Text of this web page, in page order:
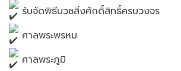
รับจัดพิธีบวชสิ่งศักดิ์สิทธิ์ครบวงจร
ศาลพระพรหม
ศาลพระภูมิ